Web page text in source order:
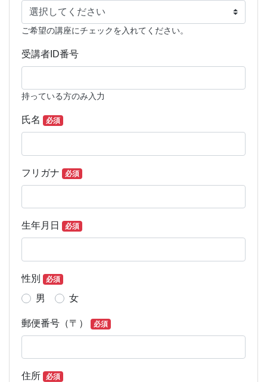
ご希望の講座にチェックを入れてください。
受講者ID番号
持っている方のみ入力
氏名 必須
フリガナ 必須
生年月日 必須
性別 必須
男 女
郵便番号（〒） 必須
住所 必須